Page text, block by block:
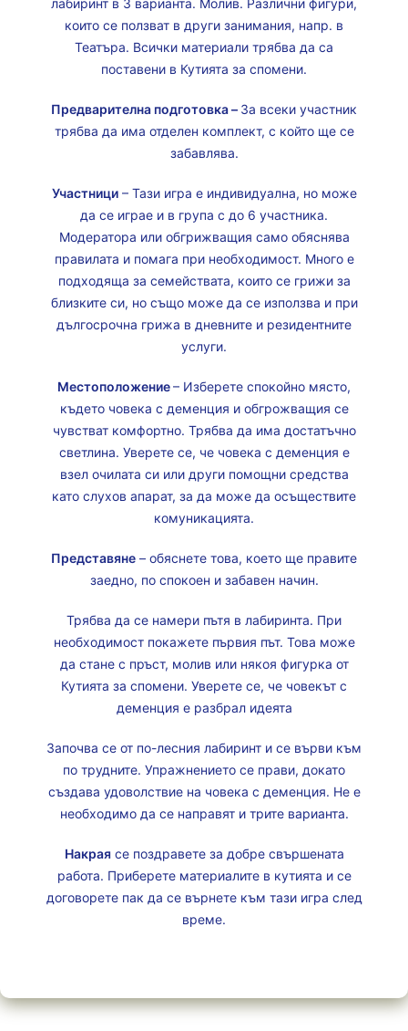
лабиринт в 3 варианта. Молив. Различни фигури,
които се ползват в други занимания, напр. в
Театъра. Всички материали трябва да са
поставени в Кутията за спомени.
Предварителна подготовка – За всеки участник
трябва да има отделен комплект, с който ще се
забавлява.
Участници– Тази игра е индивидуална, но може
да се играе и в група с до 6 участника.
Модератора или обгрижващия само обяснява
правилата и помага при необходимост. Много е
подходяща за семействата, които се грижи за
близките си, но също може да се използва и при
дългосрочна грижа в дневните и резидентните
услуги.
Местоположение– Изберете спокойно място,
където човека с деменция и обгрожващия се
чувстват комфортно. Трябва да има достатъчно
светлина. Уверете се, че човека с деменция е
взел очилата си или други помощни средства
като слухов апарат, за да може да осъществите
комуникацията.
Представяне – обяснете това, което ще правите
заедно, по спокоен и забавен начин.
Трябва да се намери пътя в лабиринта. При
необходимост покажете първия път. Това може
да стане с пръст, молив или някоя фигурка от
Кутията за спомени. Уверете се, че човекът с
деменция е разбрал идеята
Започва се от по-лесния лабиринт и се върви към
по трудните. Упражнението се прави, докато
създава удоволствие на човека с деменция. Не е
необходимо да се направят и трите варианта.
Накраясе поздравете за добре свършената
работа. Приберете материалите в кутията и се
договорете пак да се върнете към тази игра след
време.